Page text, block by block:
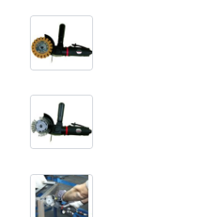
View larger image
View larger image
View larger image